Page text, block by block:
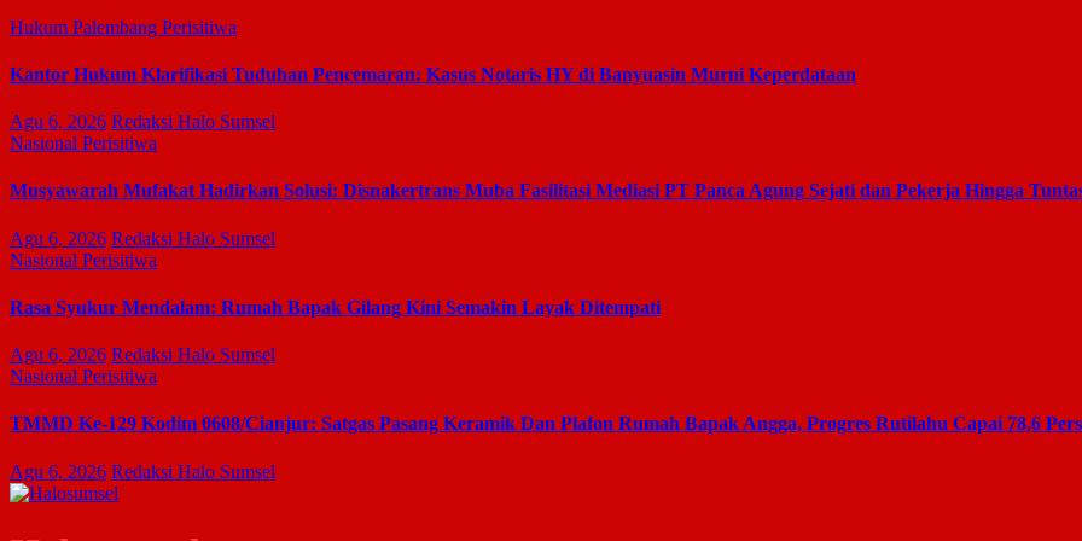
Hukum Palembang Perisitiwa
Kantor Hukum Klarifikasi Tuduhan Pencemaran: Kasus Notaris HY di Banyuasin Murni Keperdataan
Agu 6, 2026 Redaksi Halo Sumsel
Nasional Perisitiwa
Musyawarah Mufakat Hadirkan Solusi: Disnakertrans Muba Fasilitasi Mediasi PT Panca Agung Sejati dan Pekerja Hingga
Agu 6, 2026 Redaksi Halo Sumsel
Nasional Perisitiwa
Rasa Syukur Mendalam: Rumah Bapak Gilang Kini Semakin Layak Ditempati
Agu 6, 2026 Redaksi Halo Sumsel
Nasional Perisitiwa
TMMD Ke-129 Kodim 0608/Cianjur: Satgas Pasang Keramik Dan Plafon Rumah Bapak Angga, Progres Rutilahu Capai 78,6
Agu 6, 2026 Redaksi Halo Sumsel